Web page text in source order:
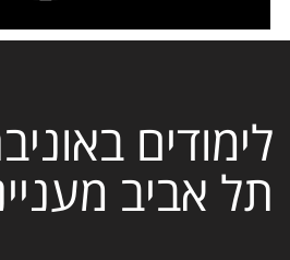
לימודים
תל אביב